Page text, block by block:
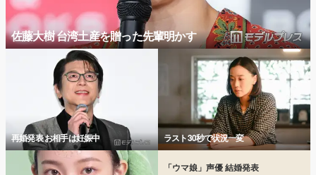
佐藤大樹 台湾土産を贈った先輩明かす
再婚発表 お相手は妊娠中 ラスト30秒で状況一変
「ウマ娘」声優 結婚発表